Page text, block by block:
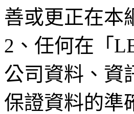
善或更正在本
2、任何在「
公司資料、資
保證資料的準